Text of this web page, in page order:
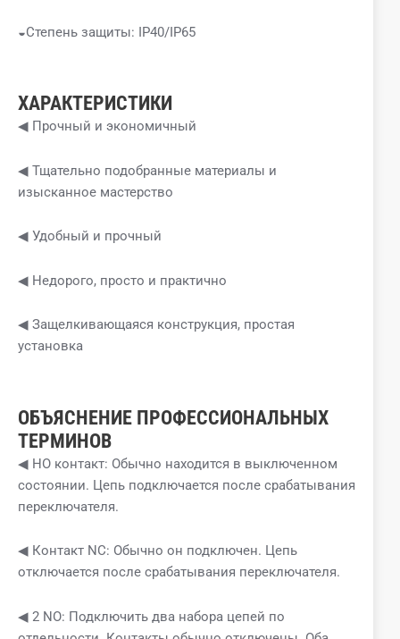
◒Степень защиты: IP40/IP65
ХАРАКТЕРИСТИКИ
◀ Прочный и экономичный
◀ Тщательно подобранные материалы и
изысканное мастерство
◀ Удобный и прочный
◀ Недорого, просто и практично
◀ Защелкивающаяся конструкция, простая
установка
ОБЪЯСНЕНИЕ ПРОФЕССИОНАЛЬНЫХ
ТЕРМИНОВ
◀ НО контакт: Обычно находится в выключенном
состоянии. Цепь подключается после срабатывания
переключателя.
◀ Контакт NC: Обычно он подключен. Цепь
отключается после срабатывания переключателя.
◀ 2 NO: Подключить два набора цепей по